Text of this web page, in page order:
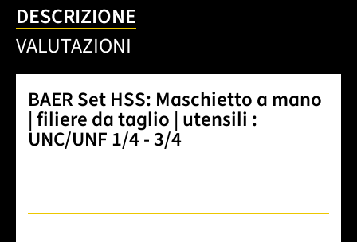
DESCRIZIONE
VALUTAZIONI
BAER Set HSS: Maschietto a mano
| filiere da taglio | utensili :
UNC/UNF 1/4 - 3/4